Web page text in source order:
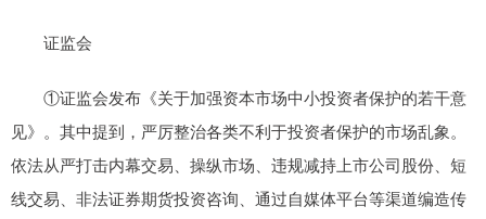
证监会
①证监会发布《关于加强资本市场中小投资者保护的若干意
见》。其中提到，严厉整治各类不利于投资者保护的市场乱象。
依法从严打击内幕交易、操纵市场、违规减持上市公司股份、短
线交易、非法证券期货投资咨询、通过自媒体平台等渠道编造传